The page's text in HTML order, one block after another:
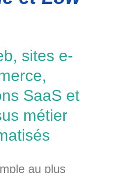
sites e-
SaaS et
métier
au plus